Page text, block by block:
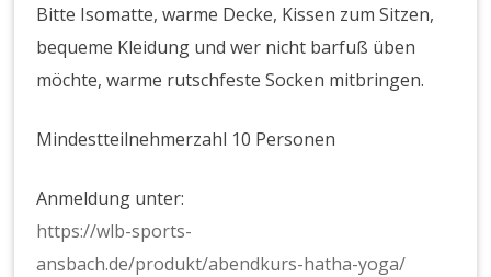
Bitte Isomatte, warme Decke, Kissen zum Sitzen,
bequeme Kleidung und wer nicht barfuß üben
möchte, warme rutschfeste Socken mitbringen.
Mindestteilnehmerzahl 10 Personen
Anmeldung unter:
https://wlb-sports-
ansbach.de/produkt/abendkurs-hatha-yoga/